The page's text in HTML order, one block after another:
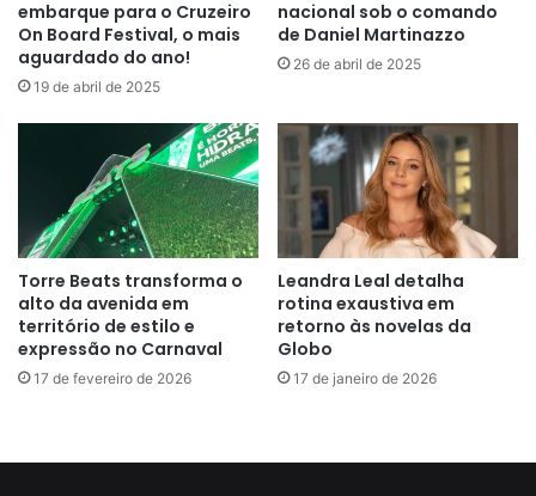
embarque para o Cruzeiro
On Board Festival, o mais
aguardado do ano!
19 de abril de 2025
nacional sob o comando
de Daniel Martinazzo
26 de abril de 2025
Torre Beats transforma o
alto da avenida em
território de estilo e
expressão no Carnaval
17 de fevereiro de 2026
Leandra Leal detalha
rotina exaustiva em
retorno às novelas da
Globo
17 de janeiro de 2026